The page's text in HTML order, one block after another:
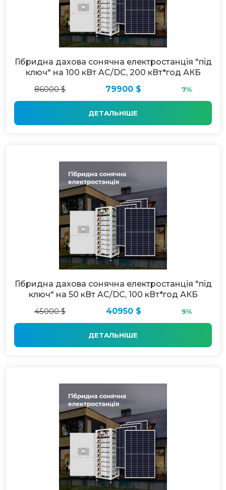
Гібридна дахова сонячна електростанція "під
ключ" на 100 кВт AC/DC, 200 кВт*год АКБ
86000 $
79900 $ 7%
ДЕТАЛЬНІШЕ
Гібридна дахова сонячна електростанція "під
ключ" на 50 кВт AC/DC, 100 кВт*год АКБ
45000 $
40950 $ 9%
ДЕТАЛЬНІШЕ